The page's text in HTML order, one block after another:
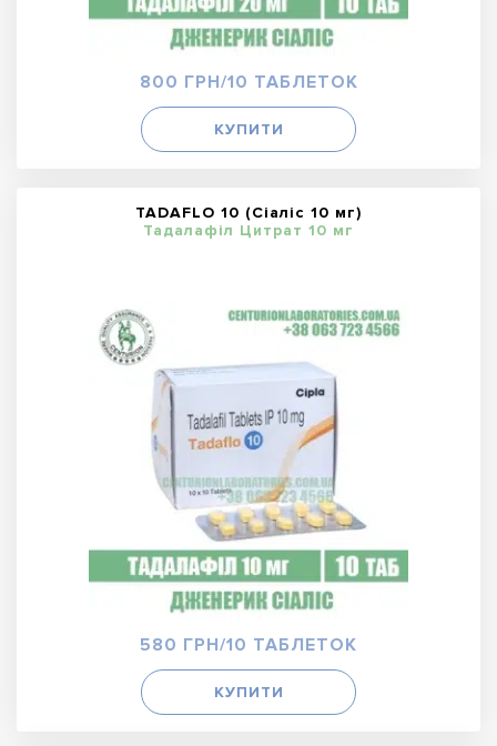
800 ГРН/10 ТАБЛЕТОК
КУПИТИ
TADAFLO 10 (Сіаліс 10 мг)
Тадалафіл Цитрат 10 мг
580 ГРН/10 ТАБЛЕТОК
КУПИТИ